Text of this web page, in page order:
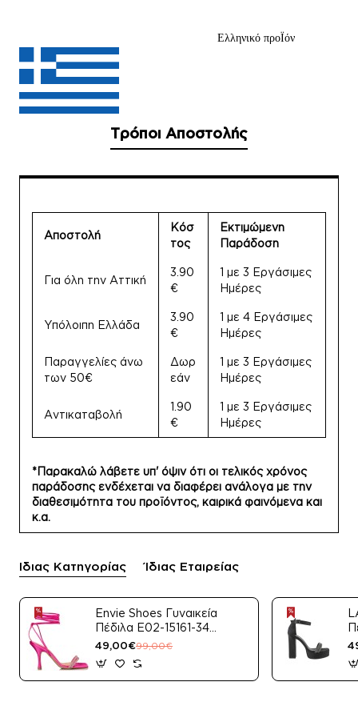
Ελληνικό προΪόν
Τρόποι Αποστολής
Αποστολή
Κόσ
τος
Εκτιμώμενη
Παράδοση
Για όλη την Αττική
3.90
€
1 με 3 Εργάσιμες
Ημέρες
Υπόλοιπη Ελλάδα
3.90
€
1 με 4 Εργάσιμες
Ημέρες
Παραγγελίες άνω
των 50€
Δωρ
εάν
1 με 3 Εργάσιμες
Ημέρες
Αντικαταβολή
1.90
€
1 με 3 Εργάσιμες
Ημέρες
*Παρακαλώ λάβετε υπ' όψιν ότι οι τελικός χρόνος
παράδοσης ενδέχεται να διαφέρει ανάλογα με την
διαθεσιμότητα του προϊόντος, καιρικά φαινόμενα και
κ.α.
Ίδιας Κατηγορίας Ίδιας Εταιρείας
Envie Shoes Γυναικεία
Πέδιλα E02-15161-34
Μαύρο Satin
49,00€99,00€